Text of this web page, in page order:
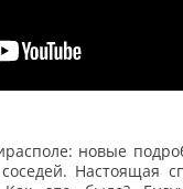
новые
Настоящая